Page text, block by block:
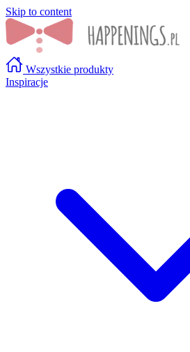
Skip to content
Wszystkie produkty
Inspiracje